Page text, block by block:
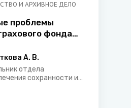
И АРХИВНОЕ ДЕЛО
проблемы
фонда
архивного
Беларусь
А. В.
отдела
сохранности и